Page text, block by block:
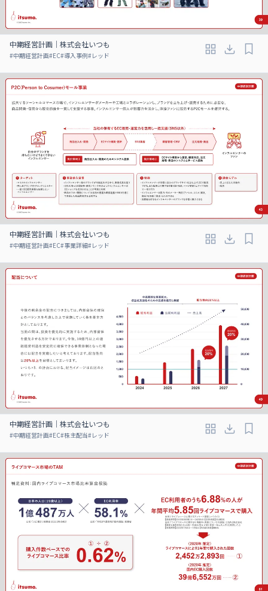
中期経営計画｜株式会社いつも
#中期経営計画#EC#導入事例#レッド
中期経営計画｜株式会社いつも
#中期経営計画#EC#事業詳細#レッド
中期経営計画｜株式会社いつも
#中期経営計画#EC#株主配当#レッド